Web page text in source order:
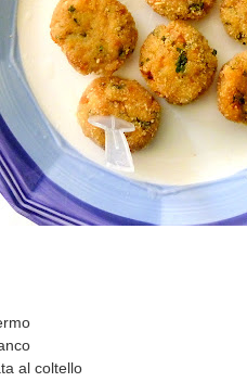
al coltello